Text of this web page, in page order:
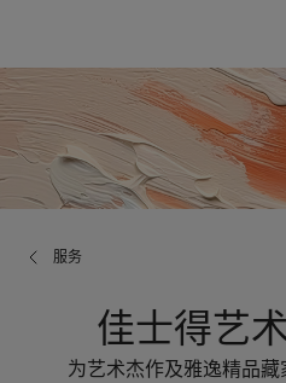
服务
佳士得艺
为艺术杰作及雅逸精品